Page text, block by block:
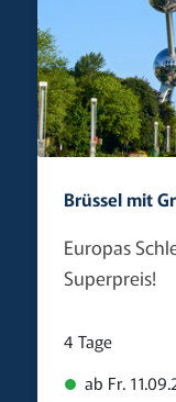
Brüssel mit
Europas
Superpreis!
4 Tage
ab Fr.